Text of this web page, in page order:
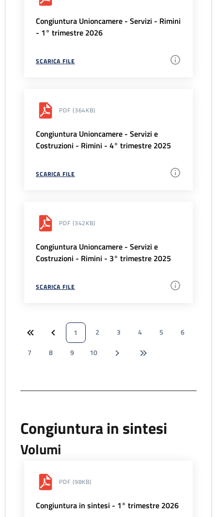
Congiuntura Unioncamere - Servizi - Rimini
- 1° trimestre 2026
SCARICA FILE
PDF (364KB)
Congiuntura Unioncamere - Servizi e
Costruzioni - Rimini - 4° trimestre 2025
SCARICA FILE
PDF (342KB)
Congiuntura Unioncamere - Servizi e
Costruzioni - Rimini - 3° trimestre 2025
SCARICA FILE
1 2 3 4 5
6
7
8 9 10
Congiuntura in sintesi
Volumi
PDF (98KB)
Congiuntura in sintesi - 1° trimestre 2026